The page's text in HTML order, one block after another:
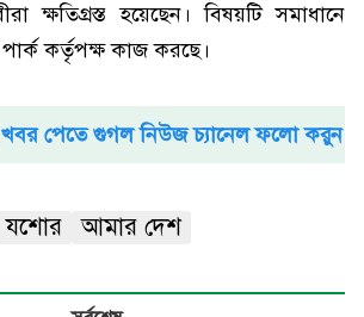
ক্ষতিগ্রস্ত হয়েছেন। বিষয়টি সমাধানে
কর্তৃপক্ষ কাজ করছে।
পেতে গুগল নিউজ চ্যানেল ফলো করুন
যশোর আমার দেশ